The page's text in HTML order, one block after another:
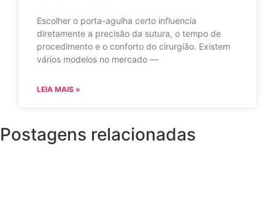
Escolher o porta-agulha certo influencia
diretamente a precisão da sutura, o tempo de
procedimento e o conforto do cirurgião. Existem
vários modelos no mercado —
LEIA MAIS »
Postagens relacionadas